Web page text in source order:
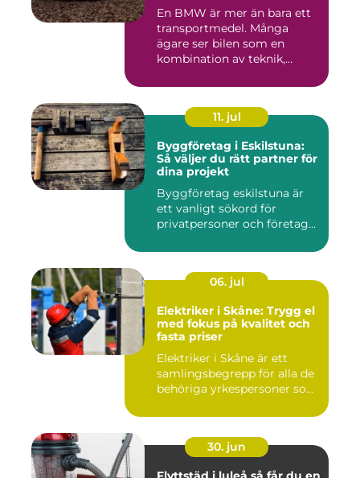
En BMW är mer än bara ett
transportmedel. Många
ägare ser bilen som en
kombination av teknik,
11. jul
Byggföretag i Eskilstuna:
Så väljer du rätt partner för
dina projekt
Byggföretag eskilstuna är
ett vanligt sökord för
privatpersoner och företag...
06. jul
Elektriker i Skåne: Trygg el
med fokus på kvalitet och
fasta priser
Elektriker i Skåne är ett
samlingsbegrepp för alla de
behöriga yrkespersoner so...
30. jun